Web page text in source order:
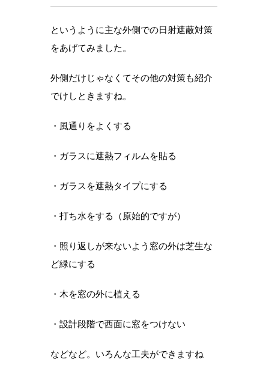
というように主な外側での日射遮蔽対策
をあげてみました。
外側だけじゃなくてその他の対策も紹介
でけしときますね。
・風通りをよくする
・ガラスに遮熱フィルムを貼る
・ガラスを遮熱タイプにする
・打ち水をする（原始的ですが）
・照り返しが来ないよう窓の外は芝生な
ど緑にする
・木を窓の外に植える
・設計段階で西面に窓をつけない
などなど。いろんな工夫ができますね